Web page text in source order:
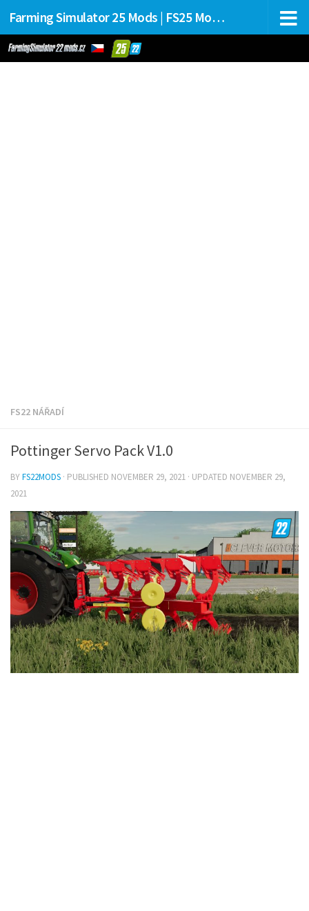
Farming Simulator 25 Mods | FS25 Mods Stahování
FS22 NÁŘADÍ
Pottinger Servo Pack V1.0
BYFS22MODS · PUBLISHED NOVEMBER 29, 2021 · UPDATED NOVEMBER 29,
2021